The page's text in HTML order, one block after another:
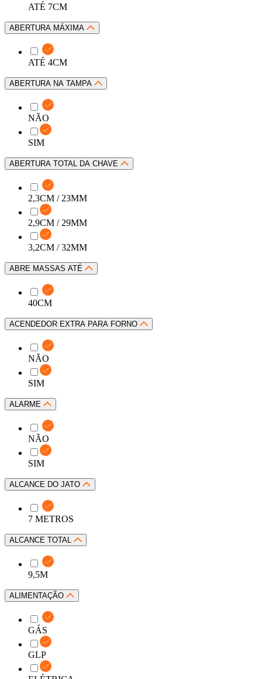
ATÉ 7CM
ABERTURA MÁXIMA
ATÉ 4CM
ABERTURA NA TAMPA
NÃO
SIM
ABERTURA TOTAL DA CHAVE
2,3CM / 23MM
2,9CM / 29MM
3,2CM / 32MM
ABRE MASSAS ATÉ
40CM
ACENDEDOR EXTRA PARA FORNO
NÃO
SIM
ALARME
NÃO
SIM
ALCANCE DO JATO
7 METROS
ALCANCE TOTAL
9,5M
ALIMENTAÇÃO
GÁS
GLP